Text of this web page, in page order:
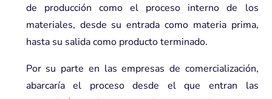
de producción como el proceso interno de los
materiales, desde su entrada como materia prima,
hasta su salida como producto terminado.
Por su parte en las empresas de comercialización,
abarcaría el proceso desde el que entran las